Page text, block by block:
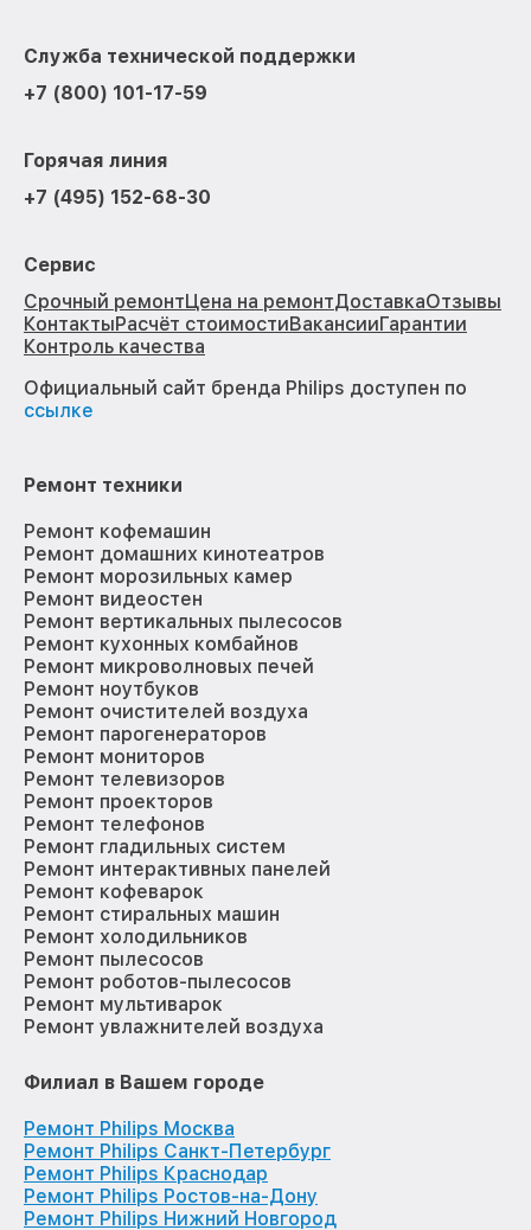
Служба технической поддержки
+7 (800) 101-17-59
Горячая линия
+7 (495) 152-68-30
Сервис
Срочный ремонтЦена на ремонтДоставкаОтзывы
КонтактыРасчёт стоимостиВакансииГарантии
Контроль качества
Официальный сайт бренда Philips доступен по
ссылке
Ремонт техники
Ремонт кофемашин
Ремонт домашних кинотеатров
Ремонт морозильных камер
Ремонт видеостен
Ремонт вертикальных пылесосов
Ремонт кухонных комбайнов
Ремонт микроволновых печей
Ремонт ноутбуков
Ремонт очистителей воздуха
Ремонт парогенераторов
Ремонт мониторов
Ремонт телевизоров
Ремонт проекторов
Ремонт телефонов
Ремонт гладильных систем
Ремонт интерактивных панелей
Ремонт кофеварок
Ремонт стиральных машин
Ремонт холодильников
Ремонт пылесосов
Ремонт роботов-пылесосов
Ремонт мультиварок
Ремонт увлажнителей воздуха
Филиал в Вашем городе
Ремонт Philips Москва
Ремонт Philips Санкт-Петербург
Ремонт Philips Краснодар
Ремонт Philips Ростов-на-Дону
Ремонт Philips Нижний Новгород